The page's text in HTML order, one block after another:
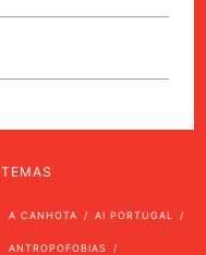
TEMAS
A CANHOTA AI PORTUGAL
ANTROPOFOBIAS